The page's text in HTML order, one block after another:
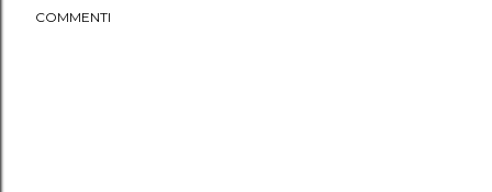
COMMENTI